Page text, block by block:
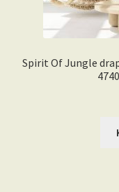
Spirit Of Jungle